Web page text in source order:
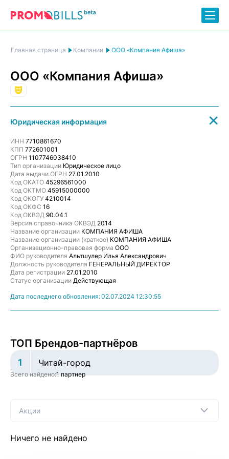
Главная страница Компании ООО «Компания Афиша»
ООО «Компания Афиша»
Юридическая информация
ИНН 7710861670
КПП 772601001
ОГРН 1107746038410
Тип организации Юридическое лицо
Дата выдачи ОГРН 27.01.2010
Код ОКАТО 45296561000
Код ОКТМО 45915000000
Код ОКОГУ 4210014
Код ОКФС 16
Код ОКВЭД 90.04.1
Версия справочника ОКВЭД 2014
Название организации КОМПАНИЯ АФИША
Название организации (краткое) КОМПАНИЯ АФИША
Организационно-правовая форма ООО
ФИО руководителя Альтшулер Илья Александрович
Должность руководителя ГЕНЕРАЛЬНЫЙ ДИРЕКТОР
Дата регистрации 27.01.2010
Статус организации Действующая
Дата последнего обновления:02.07.2024 12:30:55
ТОП Брендов-партнёров
1 Читай-город
Всего найдено:1 партнер
Акции
Ничего не найдено